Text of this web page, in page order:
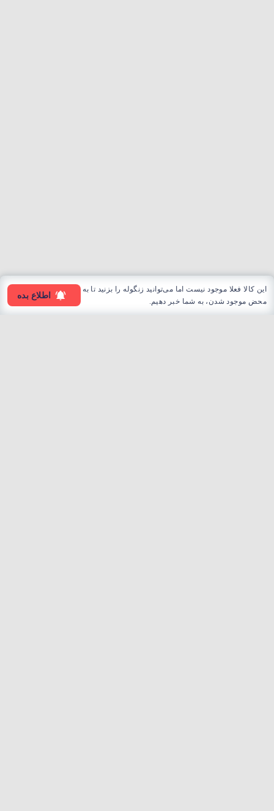
این کالا فعلا موجود نیست اما می‌توانید زنگوله را بزنید تا به
محض موجود شدن، به شما خبر دهیم.
اطلاع بده